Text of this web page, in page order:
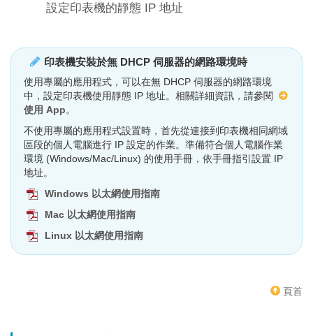
設定印表機的靜態 IP 地址
印表機安裝於無 DHCP 伺服器的網路環境時
使用專屬的應用程式，可以在無 DHCP 伺服器的網路環境
中，設定印表機使用靜態 IP 地址。相關詳細資訊，請參閱
使用 App。
不使用專屬的應用程式設置時，首先從連接到印表機相同網域
區段的個人電腦進行 IP 設定的作業。準備符合個人電腦作業
環境 (Windows/Mac/Linux) 的使用手冊，依手冊指引設置 IP
地址。
Windows 以太網使用指南
Mac 以太網使用指南
Linux 以太網使用指南
頁首